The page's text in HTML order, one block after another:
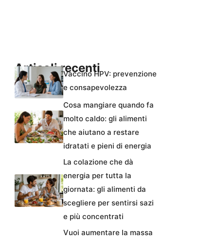
Articoli recentiVaccino HPV: prevenzione
e consapevolezza
Cosa mangiare quando fa
molto caldo: gli alimenti
che aiutano a restare
idratati e pieni di energia
La colazione che dà
energia per tutta la
giornata: gli alimenti da
scegliere per sentirsi sazi
e più concentrati
Vuoi aumentare la massa